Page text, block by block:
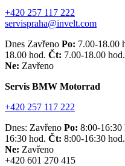
+420 257 117 222
servispraha@invelt.com
Dnes Zavřeno Po: 7.00-18.00
18.00 hod. Čt: 7.00-18.00 hod.
Ne: Zavřeno
Servis BMW Motorrad
+420 257 117 222
Dnes: Zavřeno Po: 8:00-16:30
16:30 hod. Čt: 8:00-16:30 hod.
Ne: Zavřeno
+420 601 270 415